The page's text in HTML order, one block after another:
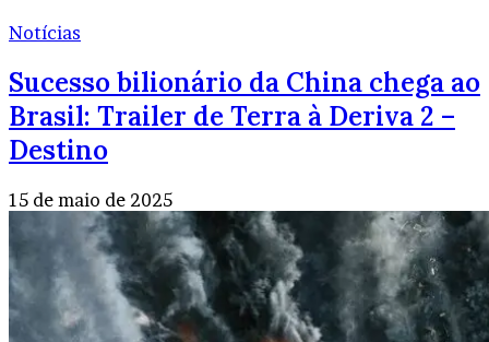
Notícias
Sucesso bilionário da China chega ao
Brasil: Trailer de Terra à Deriva 2 –
Destino
15 de maio de 2025